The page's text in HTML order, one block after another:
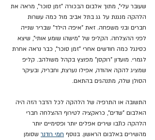
שעובר עלי", מתוך אלבום הבכורה "זמן סוכר", מראה את
הלהקה מנגנת על גג בתל אביב מול כמה עשרות
חברים ובני משפחה. זאת "איפה הילד" שבריר שנייה
לפני ההצלחה. הקליפ של "מישהו שומע אותי", שיצא
כסינגל כמה חודשים אחרי "זמן סוכר", כבר נראה אחרת
לגמרי. מועדון "רוקסן" מפוצץ בקהל משולהב. קליפ
שמציג להקה אהודה, אפילו נערצת, וחבריה, ובעיקר
הסולן שלה, מתנהגים בהתאם.
התשובה או התרפיה של הלהקה לכל הדבר הזה היה
האלבום "שדים", כראקציה לטירוף ההצלחה חברי
הלהקה כתבו שירים אפלים יותר ופסימיים יותר
מהשירים באלבום הראשון. בנוסף חמי רודנר שסומן